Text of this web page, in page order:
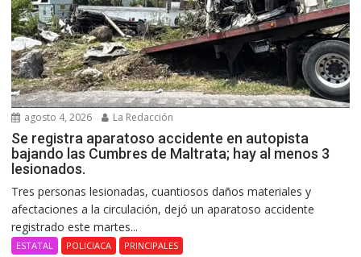
agosto 4, 2026 La Redacción
Se registra aparatoso accidente en autopista
bajando las Cumbres de Maltrata; hay al menos 3
lesionados.
Tres personas lesionadas, cuantiosos daños materiales y
afectaciones a la circulación, dejó un aparatoso accidente
registrado este martes...
ESTATAL POLICIACA PRINCIPALES